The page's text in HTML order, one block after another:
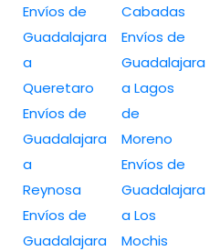
Envíos de
Guadalajara
a
Queretaro
Envíos de
Guadalajara
a
Reynosa
Envíos de
Guadalajara
Cabadas
Envíos de
Guadalajara
a Lagos
de
Moreno
Envíos de
Guadalajara
a Los
Mochis